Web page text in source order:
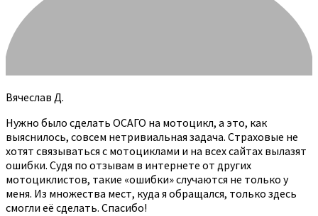
Вячеслав Д.
Нужно было сделать ОСАГО на мотоцикл, а это, как
выяснилось, совсем нетривиальная задача. Страховые не
хотят связываться с мотоциклами и на всех сайтах вылазят
ошибки. Судя по отзывам в интернете от других
мотоциклистов, такие «ошибки» случаются не только у
меня. Из множества мест, куда я обращался, только здесь
смогли её сделать. Спасибо!